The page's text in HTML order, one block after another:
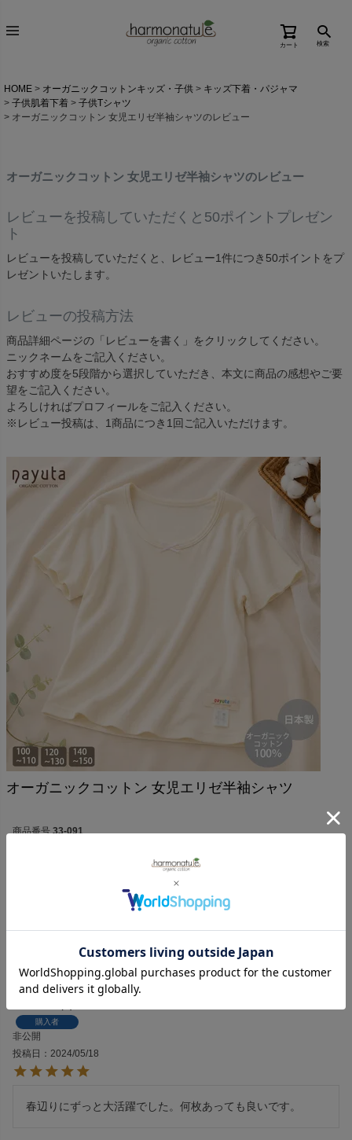
カート 検索
HOME オーガニックコットンキッズ・子供
キッズ下着・パジャマ
子供肌着下着
子供Tシャツ
オーガニックコットン 女児エリゼ半袖シャツのレビュー
オーガニックコットン 女児エリゼ半袖シャツのレビュー
レビューを投稿していただくと50ポイントプレゼン
ト
レビューを投稿していただくと、レビュー1件につき50ポイントをプ
レゼントいたします。
レビューの投稿方法
商品詳細ページの「レビューを書く」をクリックしてください。
ニックネームをご記入ください。
おすすめ度を5段階から選択していただき、本文に商品の感想やご要
望をご記入ください。
よろしければプロフィールをご記入ください。
※レビュー投稿は、1商品につき1回ご記入いただけます。
オーガニックコットン 女児エリゼ半袖シャツ
商品番号 33-091
5.00 1
購入者
非公開
投稿日
2024/05/18
春辺りにずっと大活躍でした。何枚あっても良いです。